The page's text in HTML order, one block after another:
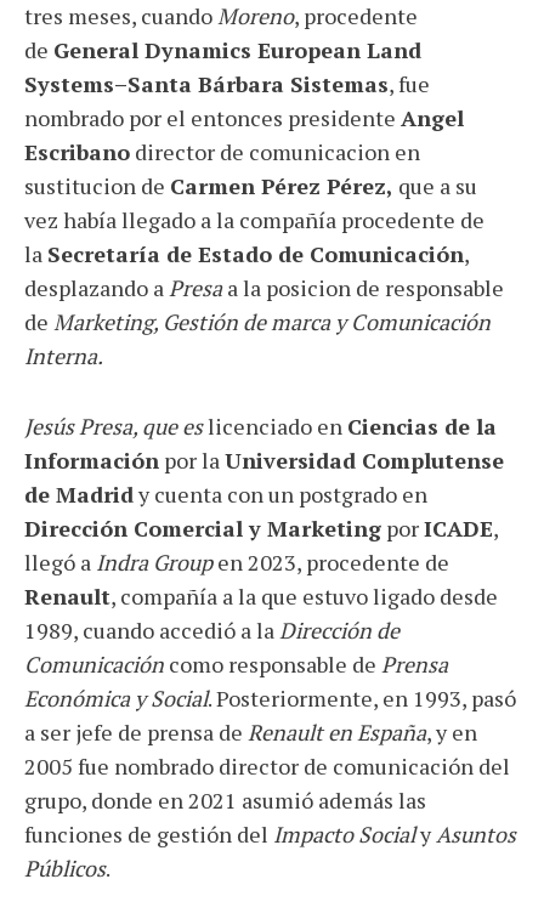
tres meses, cuandoMoreno, procedente
de General Dynamics European Land
Systems–Santa Bárbara Sistemas, fue
nombrado por el entonces presidente Angel
Escribano director de comunicacion en
sustitucion de Carmen Pérez Pérez, que a su
vez había llegado a la compañía procedente de
la Secretaría de Estado de Comunicación,
desplazando aPresaa la posicion de responsable
de Marketing, Gestión de marca y Comunicación
Interna.
Jesús Presa, que eslicenciado en Ciencias de la
Información por laUniversidad Complutense
de Madridy cuenta con un postgrado en
Dirección Comercial y Marketing porICADE,
llegó a Indra Groupen 2023, procedente de
Renault, compañía a la que estuvo ligado desde
1989, cuando accedió a laDirección de
Comunicación como responsable de Prensa
Económica y Social. Posteriormente, en 1993, pasó
a ser jefe de prensa de Renault en España, y en
2005 fue nombrado director de comunicación del
grupo, donde en 2021 asumió además las
funciones de gestión del Impacto SocialyAsuntos
Públicos.